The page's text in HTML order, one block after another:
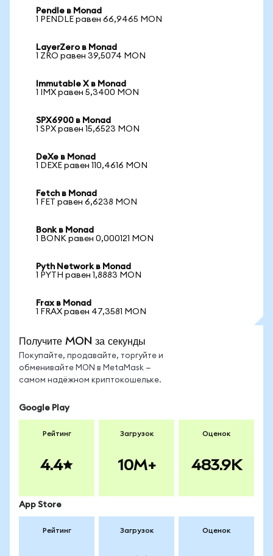
Pendle в Monad
1 PENDLE равен 66,9465 MON
LayerZero в Monad
1 ZRO равен 39,5074 MON
Immutable X в Monad
1 IMX равен 5,3400 MON
SPX6900 в Monad
1 SPX равен 15,6523 MON
DeXe в Monad
1 DEXE равен 110,4616 MON
Fetch в Monad
1 FET равен 6,6238 MON
Bonk в Monad
1 BONK равен 0,000121 MON
Pyth Network в Monad
1 PYTH равен 1,8883 MON
Frax в Monad
1 FRAX равен 47,3581 MON
Получите MON за секунды
Покупайте, продавайте, торгуйте и
обменивайте MON в MetaMask —
самом надёжном криптокошельке.
Google Play
Рейтинг
4.4
Загрузок
10M+
Оценок
483.9K
App Store
Рейтинг Загрузок Оценок